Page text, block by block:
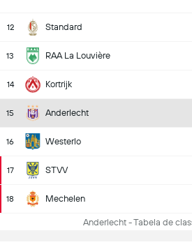
12 Standard
13 RAA La Louvière
14 Kortrijk
15 Anderlecht
16 Westerlo
17 STVV
18 Mechelen
Anderlecht - Tabela de